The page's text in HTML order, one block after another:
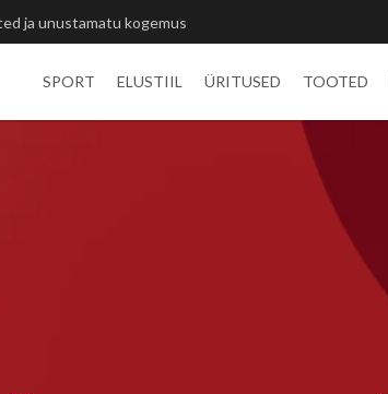
tiitlivõistluste medalid
SPORT ELUSTIIL ÜRITUSED TOOTED